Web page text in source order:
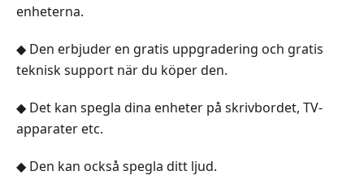
enheterna.
◆ Den erbjuder en gratis uppgradering och gratis
teknisk support när du köper den.
◆ Det kan spegla dina enheter på skrivbordet, TV-
apparater etc.
◆ Den kan också spegla ditt ljud.